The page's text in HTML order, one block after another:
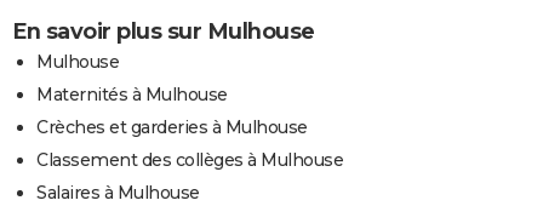
En savoir plus sur Mulhouse
Mulhouse
Maternités à Mulhouse
Crèches et garderies à Mulhouse
Classement des collèges à Mulhouse
Salaires à Mulhouse